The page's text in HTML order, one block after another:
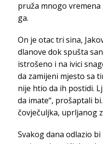
pruža mnogo
ga.
On je otac tri sina,
dlanove dok spušta
istrošeno i na ivici
da zamijeni mjesto sa
nije htio da ih postidi.
da imate“, prošaptali
čovječuljka, uprljanog
Svakog dana odlazio